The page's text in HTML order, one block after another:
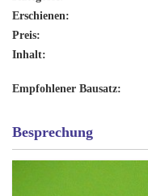
Erschienen:
Preis:
Inhalt:
Empfohlener Bausatz:
Besprechung